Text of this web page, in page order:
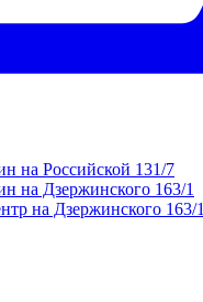
на Российской 131/7
на Дзержинского 163/1
на Дзержинского 163/1